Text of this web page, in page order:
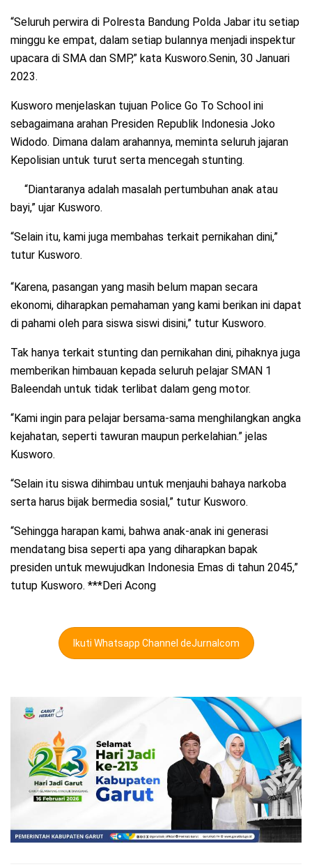
“Seluruh perwira di Polresta Bandung Polda Jabar itu setiap
minggu ke empat, dalam setiap bulannya menjadi inspektur
upacara di SMA dan SMP,” kata Kusworo.Senin, 30 Januari
2023.
Kusworo menjelaskan tujuan Police Go To School ini
sebagaimana arahan Presiden Republik Indonesia Joko
Widodo. Dimana dalam arahannya, meminta seluruh jajaran
Kepolisian untuk turut serta mencegah stunting.
“Diantaranya adalah masalah pertumbuhan anak atau
bayi,” ujar Kusworo.
“Selain itu, kami juga membahas terkait pernikahan dini,”
tutur Kusworo.
“Karena, pasangan yang masih belum mapan secara
ekonomi, diharapkan pemahaman yang kami berikan ini dapat
di pahami oleh para siswa siswi disini,” tutur Kusworo.
Tak hanya terkait stunting dan pernikahan dini, pihaknya juga
memberikan himbauan kepada seluruh pelajar SMAN 1
Baleendah untuk tidak terlibat dalam geng motor.
“Kami ingin para pelajar bersama-sama menghilangkan angka
kejahatan, seperti tawuran maupun perkelahian.” jelas
Kusworo.
“Selain itu siswa dihimbau untuk menjauhi bahaya narkoba
serta harus bijak bermedia sosial,” tutur Kusworo.
“Sehingga harapan kami, bahwa anak-anak ini generasi
mendatang bisa seperti apa yang diharapkan bapak
presiden untuk mewujudkan Indonesia Emas di tahun 2045,”
tutup Kusworo. ***Deri Acong
Ikuti Whatsapp Channel deJurnalcom